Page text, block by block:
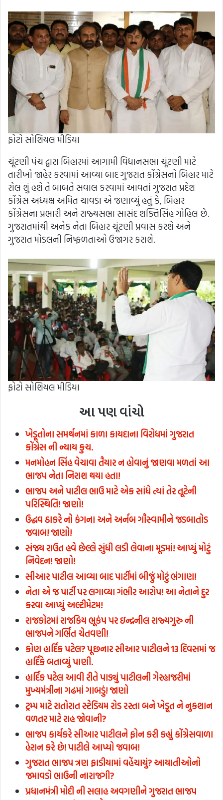
ફોટો સોશિયલ મીડિયા
ચૂંટણી પંચ દ્વારા બિહારમાં આગામી વિધાનસભા ચૂંટણી માટે
તારીખો જાહેર કરવામાં આવ્યા બાદ ગુજરાત કોંગ્રેસનો બિહાર માટે
રોલ શું હશે તે બાબતે સવાલ કરવામાં આવતાં ગુજરાત પ્રદેશ
કોંગ્રેસ અધ્યક્ષ અમિત ચાવડા એ જણાવ્યું હતું કે, બિહાર
કોંગ્રેસના પ્રભારી અને રાજ્યસભા સાસંદ શક્તિસિંહ ગોહિલ છે.
ગુજરાતમાંથી અનેક નેતા બિહાર ચૂંટણી પ્રવાસ કરશે અને
ગુજરાત મોડલની નિષ્ફળતાઓ ઉજાગર કરાશે.
ફોટો સોશિયલ મીડિયા
આ પણ વાંચો
ખેડૂતોના સમર્થનમાં કાળા કાયદાના વિરોધમાં ગુજરાત
કોંગ્રેસ ની ન્યાય કુચ.
મનમોહન સિંહ વેચાવા તૈયાર ન હોવાનું જાણવા મળતાં આ
ભાજપ નેતા નિરાશ થયા હતા!
ભાજપ અને પાટીલ ભાઉ માટે એક સાંધે ત્યાં તેર તૂટેની
પરિસ્થિતિ! જાણો!
ઉદ્ધવ ઠાકરે નો કંગના અને અર્નબ ગૌસ્વામીને જડબાતોડ
જવાબ! જાણો!
સંજય રાઉત હવે છેલ્લે સુંધી લડી લેવાના મૂડમાં! આપ્યું મોટું
નિવેદન! જાણો!
સીઆર પાટીલ આવ્યા બાદ પાર્ટીમાં બીજું મોટું ભંગાણ!
નેતા એ જ પાર્ટી પર લગાવ્યા ગંભીર આરોપ! આ નેતાને દુર
કરવા આપ્યું અલ્ટીમેટમ!
રાજકોટમાં રાજકિય ભૂકંપ પર ઇન્દ્રનીલ રાજ્યગુરુ ની
ભાજપને ગર્ભિત ચેતવણી!
કોણ હાર્દિક પટેલ? પૂછનાર સીઆર પાટીલને 13 દિવસમાં જ
હાર્દિકે બતાવ્યું પાણી.
હાર્દિક પટેલ આવી રીતે પાડ્યું પાટીલની ગેરહાજરીમાં
મુખ્યમંત્રીના ગઢમાં ગાબડું! જાણો
ટ્રમ્પ માટે રાતોરાત સ્ટેડિયમ રોડ રસ્તા બને ખેડૂત ને નુકશાન
વળતર માટે રાહ જોવાની?
ભાજપ કાર્યકરે સીઆર પાટીલને ફોન કરી કહ્યું કોંગ્રેસવાળા
હેરાન કરે છે! પાટીલે આપ્યો જવાબ!
ગુજરાત ભાજપ ત્રણ ફાડીયામાં વહેંચાયું? આયાતીઓનો
જમાવડો ભાઉની નારાજગી?
પ્રધાનમંત્રી મોદી ની સલાહ અવગણીને ગુજરાત ભાજપ